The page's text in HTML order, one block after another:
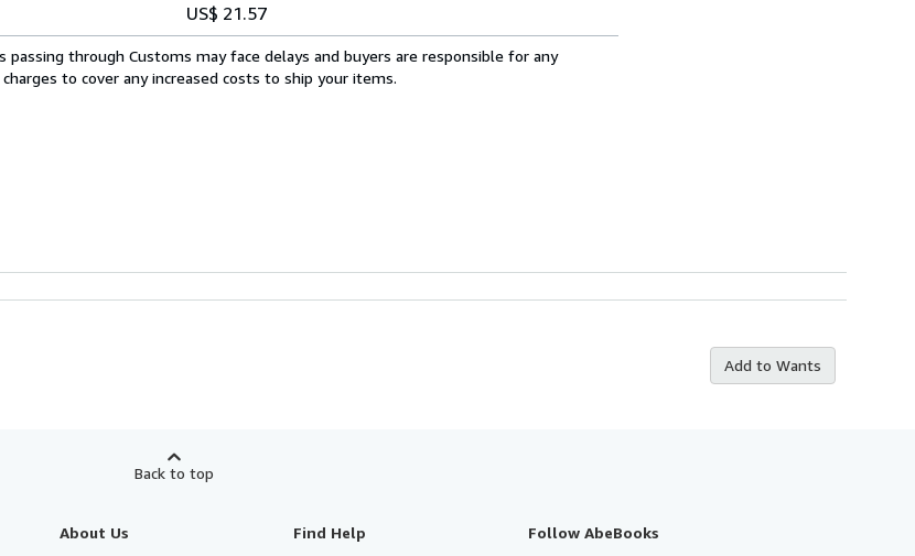
US$ 21.57
through Customs may face delays and buyers are responsible for any
to cover any increased costs to ship your items.
Add to Wants
Back to top
About Us Find Help Follow AbeBooks